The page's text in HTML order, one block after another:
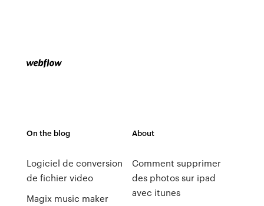
On the blog
Logiciel de conversion
de fichier video
Magix music maker
About
Comment supprimer
des photos sur ipad
avec itunes